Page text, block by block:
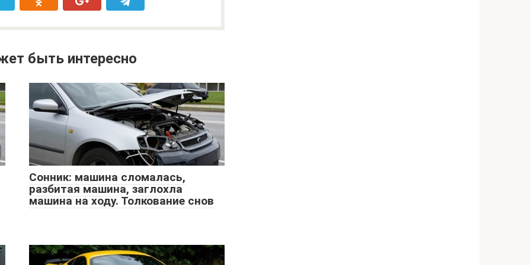
быть интересно
Сонник: машина сломалась,
разбитая машина, заглохла
машина на ходу. Толкование снов